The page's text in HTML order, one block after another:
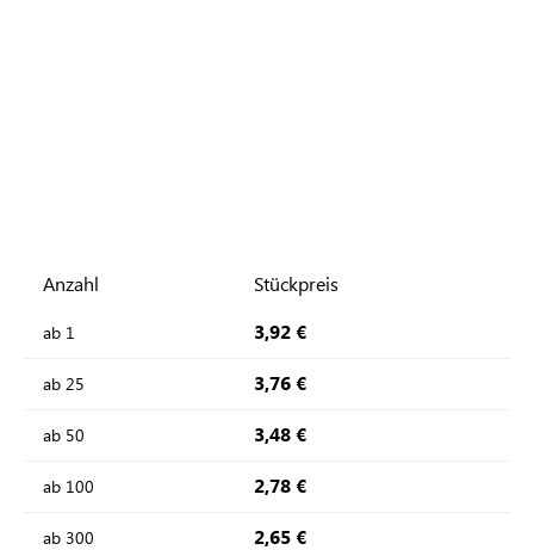
Anzahl Stückpreis
ab 1 3,92 €
ab 25 3,76 €
ab 50 3,48 €
ab 100 2,78 €
ab 300 2,65 €